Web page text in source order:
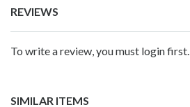
REVIEWS
To write a review, you must login first.
SIMILAR ITEMS